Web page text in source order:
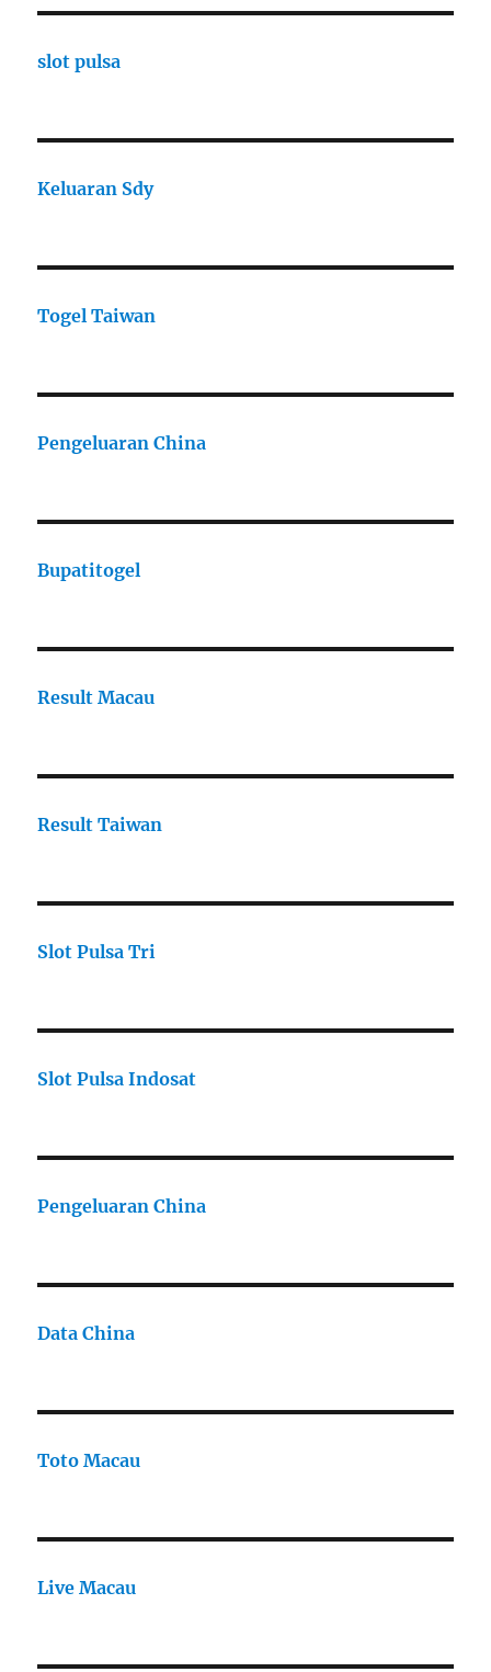
slot pulsa
Keluaran Sdy
Togel Taiwan
Pengeluaran China
Bupatitogel
Result Macau
Result Taiwan
Slot Pulsa Tri
Slot Pulsa Indosat
Pengeluaran China
Data China
Toto Macau
Live Macau